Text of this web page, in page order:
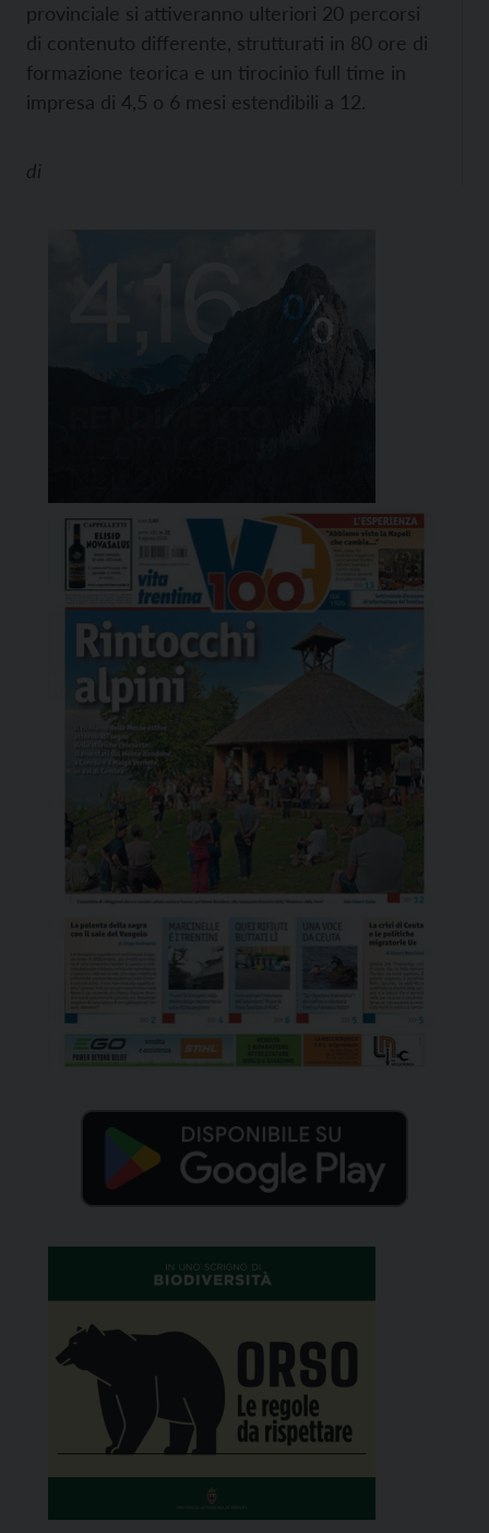
provinciale si attiveranno ulteriori 20 percorsi
di contenuto differente, strutturati in 80 ore di
formazione teorica e un tirocinio full time in
impresa di 4,5 o 6 mesi estendibili a 12.
di